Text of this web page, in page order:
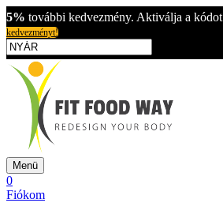
5% további kedvezmény. Aktiválja a kódot
kedvezményt!
Menü
0
Fiókom